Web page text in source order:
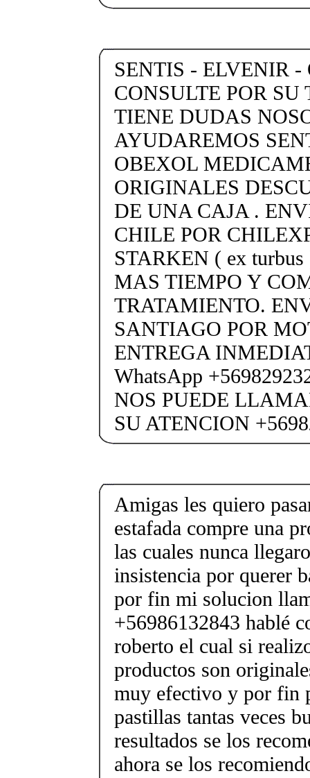
SENTIS - ELVENIR
CONSULTE POR
TIENE DUDAS
AYUDAREMOS
OBEXOL
ORIGINALES
DE UNA CAJA .
CHILE POR
STARKEN ( ex
MAS TIEMPO Y
TRATAMIENTO.
SANTIAGO POR
ENTREGA
WhatsApp
NOS PUEDE
SU ATENCION
Amigas les quiero
estafada compre una
las cuales nunca
insistencia por querer
por fin mi solucion
+56986132843 hablé
roberto el cual si
productos son
muy efectivo y por fin
pastillas tantas veces
resultados se los
ahora se los